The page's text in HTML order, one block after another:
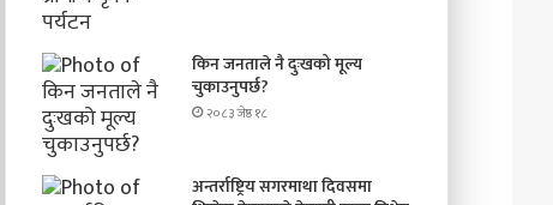
किन जनताले नै दुःखको मूल्य
चुकाउनुपर्छ?
२०८३ जेष्ठ १८
अन्तर्राष्ट्रिय सगरमाथा दिवसमा